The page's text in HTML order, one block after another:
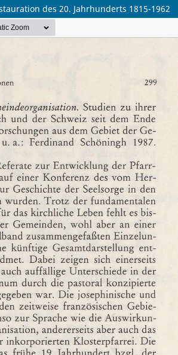
des 20. Jahrhunderts 1815-1962